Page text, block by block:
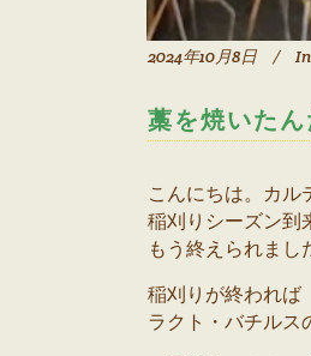
2024年10月8日 In
藁を焼いた
こんにちは。カル
稲刈りシーズン到
もう終えられまし
稲刈りが終われば
ラクト・バチルス